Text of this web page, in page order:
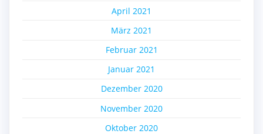
April 2021
März 2021
Februar 2021
Januar 2021
Dezember 2020
November 2020
Oktober 2020